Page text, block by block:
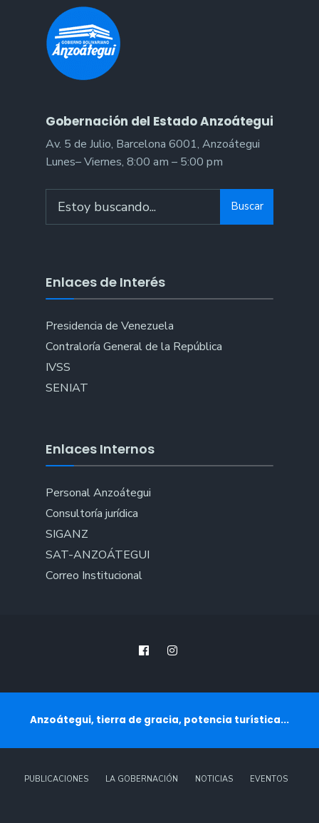
Gobernación del Estado Anzoátegui
Av. 5 de Julio, Barcelona 6001, Anzoátegui
Lunes– Viernes, 8:00 am – 5:00 pm
for:
Buscar
Enlaces de Interés
Presidencia de Venezuela
Contraloría General de la República
IVSS
SENIAT
Enlaces Internos
Personal Anzoátegui
Consultoría jurídica
SIGANZ
SAT-ANZOÁTEGUI
Correo Institucional
Anzoátegui, tierra de gracia, potencia turística...
PUBLICACIONES LA GOBERNACIÓN NOTICIAS EVENTOS